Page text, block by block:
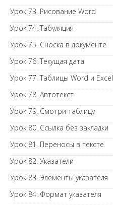
Урок 73. Рисование Word
Урок 74. Табуляция
Урок 75. Сноска в документе
Урок 76. Текущая дата
Урок 77. Таблицы Word и Excel
Урок 78. Автотекст
Урок 79. Смотри таблицу
Урок 80. Ссылка без закладки
Урок 81. Переносы в тексте
Урок 82. Указатели
Урок 83. Элементы указателя
Урок 84. Формат указателя